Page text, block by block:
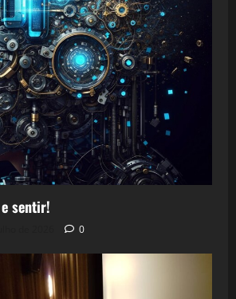
sentir!
0